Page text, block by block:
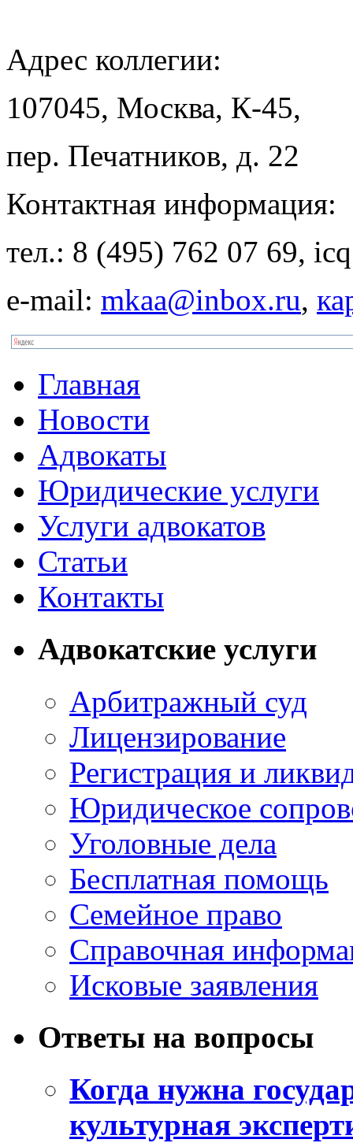
Адрес коллегии:
107045, Москва, К-45,
пер. Печатников, д. 22
Контактная информация:
тел.: 8 (495) 762 07 69,
e-mail: mkaa@inbox.ru,
Главная
Новости
Адвокаты
Юридические услуги
Услуги адвокатов
Статьи
Контакты
Адвокатские услуги
Арбитражный суд
Лицензирование
Регистрация и
Юридическое
Уголовные дела
Бесплатная помощь
Семейное право
Справочная
Исковые заявления
Ответы на вопросы
Когда нужна
культурная